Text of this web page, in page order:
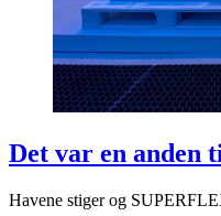
Det var en anden
Havene stiger og